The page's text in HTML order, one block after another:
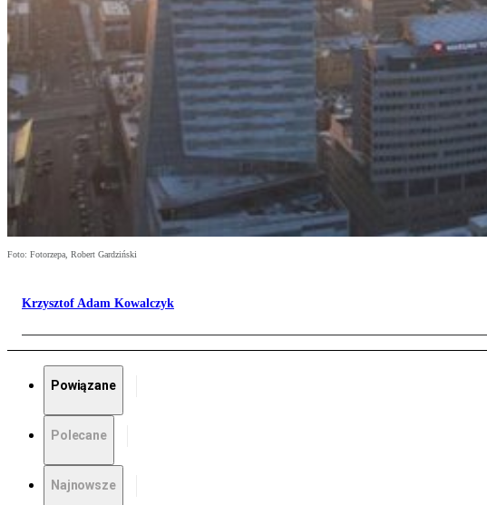
Foto: Fotorzepa, Robert Gardziński
Krzysztof Adam Kowalczyk
Powiązane
Polecane
Najnowsze